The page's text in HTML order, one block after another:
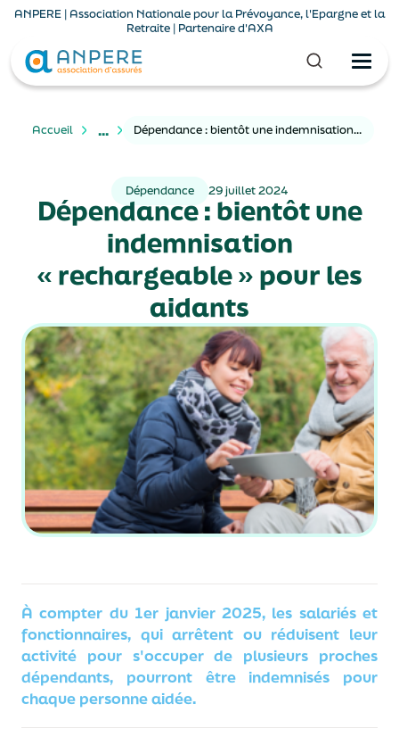
ANPERE | Association Nationale pour la Prévoyance, l'Epargne et la
Retraite | Partenaire d'AXA
Accueil ... Dépendance : bientôt une indemnisation « rechargeable » pour les aidants
Dépendance 29 juillet 2024
Dépendance : bientôt une
indemnisation
« rechargeable » pour les
aidants
À compter du 1er janvier 2025, les salariés et
fonctionnaires, qui arrêtent ou réduisent leur
activité pour s'occuper de plusieurs proches
dépendants, pourront être indemnisés
pour
chaque personne aidée.